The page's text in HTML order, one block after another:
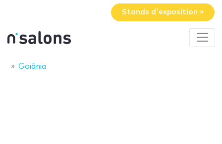
Stands d'exposition »
Goiânia